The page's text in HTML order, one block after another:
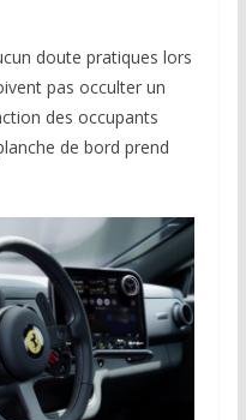
doute pratiques lors
pas occulter un
des occupants
de bord prend